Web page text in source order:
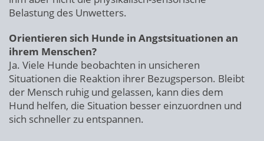
Belastung des Unwetters.
Orientieren sich Hunde in Angstsituationen an
ihrem Menschen?
Ja. Viele Hunde beobachten in unsicheren
Situationen die Reaktion ihrer Bezugsperson. Bleibt
der Mensch ruhig und gelassen, kann dies dem
Hund helfen, die Situation besser einzuordnen und
sich schneller zu entspannen.